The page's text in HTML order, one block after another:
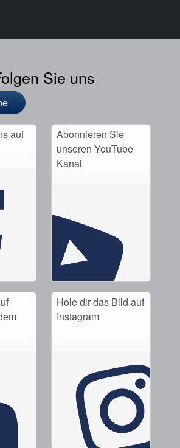
Sie uns
auf
Abonnieren Sie
unseren YouTube-
Kanal
Hole dir das Bild auf
Instagram